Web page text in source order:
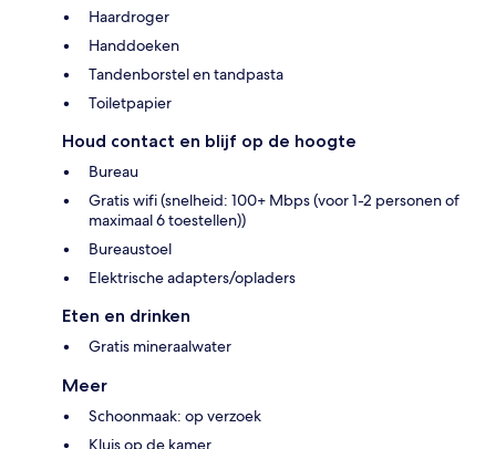
Haardroger
Handdoeken
Tandenborstel en tandpasta
Toiletpapier
Houd contact en blijf op de hoogte
Bureau
Gratis wifi (snelheid: 100+ Mbps (voor 1-2 personen of
maximaal 6 toestellen))
Bureaustoel
Elektrische adapters/opladers
Eten en drinken
Gratis mineraalwater
Meer
Schoonmaak: op verzoek
Kluis op de kamer